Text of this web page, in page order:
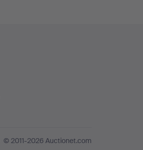
© 2011-2026 Auctionet.com